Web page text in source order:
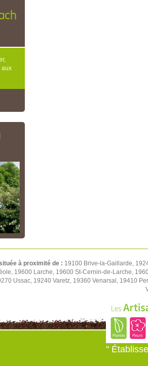
aux
à proximité de : 19100 Brive-la-Gaillarde,
19600 Larche, 19600 St-Cernin-de-Larche,
Ussac, 19240 Varetz, 19360 Venarsal, 19410
"